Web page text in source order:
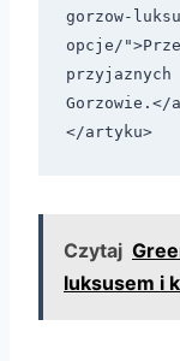
gorzow-
opcje/
przyjaznych
Gorzowie.</
</artyku>
Czytaj
luksusem i